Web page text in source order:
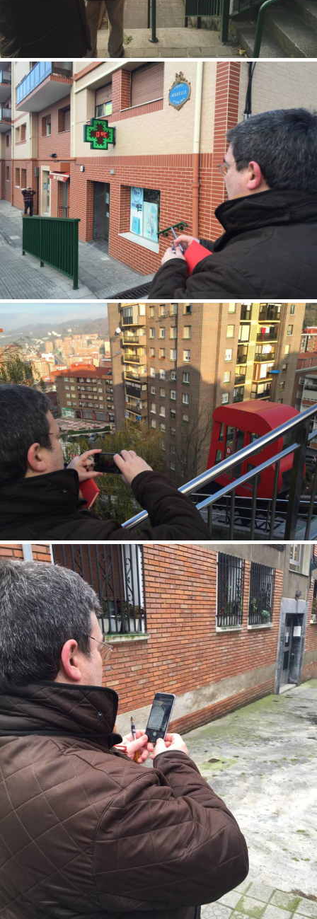
Remar eta Sarrikueko irisgarritasun arazoak antzematen ditugu.
Espaloietan eta Arabellako jabetza pribatu batzuetan, lanak egin
behar direla ikusi dugu.
Begoñako Andra Mari eta Iturriondo plaza lotzen dituen
igogailuaren funtzionamenduari erreparatu diogu.